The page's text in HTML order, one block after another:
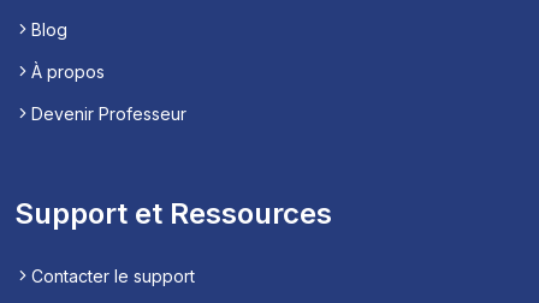
Blog
À propos
Devenir Professeur
Support et Ressources
Contacter le support